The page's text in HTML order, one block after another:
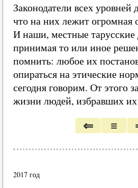
Законодатели всех
что на них лежит огромная
И наши, местные тарусские
принимая то или иное
помнить: любое их
опираться на этические
сегодня говорим. От этого
жизни людей, избравших их
⇐ ≡
2017 год